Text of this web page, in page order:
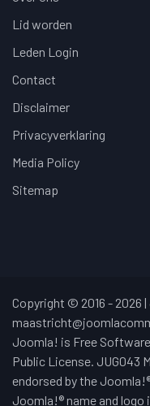
Lid worden
Leden Login
Contact
Disclaimer
Privacyverklaring
Media Policy
Sitemap
Copyright © 2016 - 2026
Joomla! is Free Software
Public License. JUG043
endorsed by the
Joomla!® name and logo